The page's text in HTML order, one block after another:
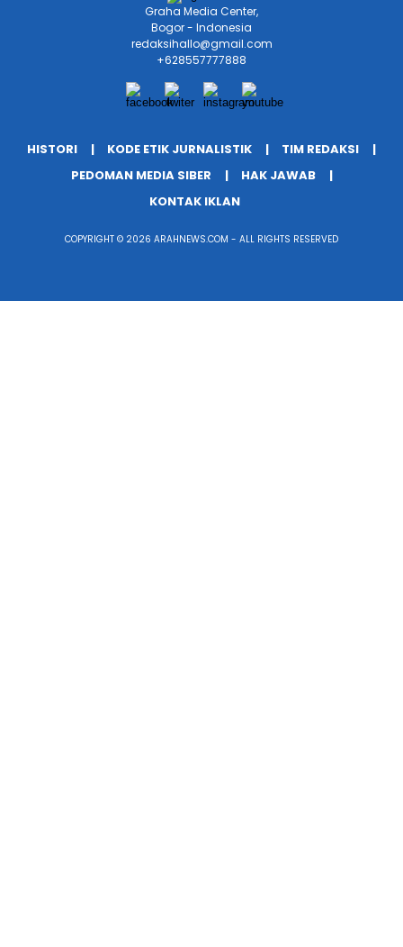
Graha Media Center,
Bogor - Indonesia
redaksihallo@gmail.com
+628557777888
HISTORI KODE ETIK JURNALISTIK
TIM REDAKSI
PEDOMAN MEDIA SIBER
HAK JAWAB
KONTAK IKLAN
COPYRIGHT © 2026 ARAHNEWS.COM - ALL RIGHTS RESERVED